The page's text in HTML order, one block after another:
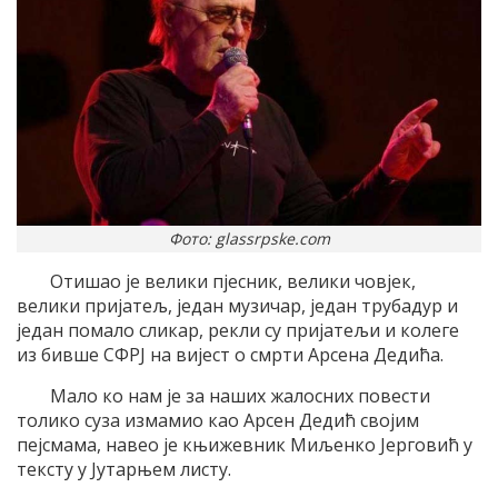
Фото: glassrpske.com
Отишао је велики пjесник, велики човjек,
велики пријатељ, један музичар, један трубадур и
један помало сликар, рекли су пријатељи и колеге
из бивше СФРЈ на вијест о смрти Арсена Дедића.
Мало ко нам је за наших жалосних повести
толико суза измамио као Арсен Дедић својим
пејсмама, навео је књижевник Миљенко Јерговић у
тексту у Јутарњем листу.